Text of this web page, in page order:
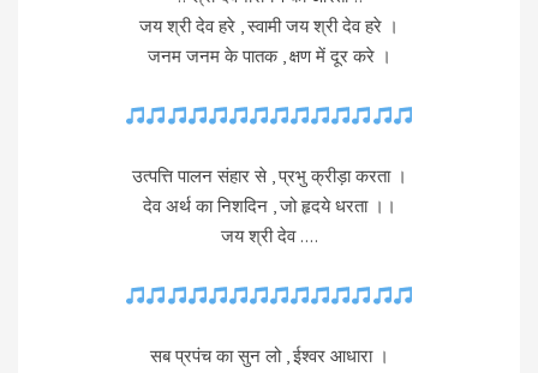
जय श्री देव हरे , स्वामी जय श्री देव हरे ।
जनम जनम के पातक , क्षण में दूर करे ।
उत्पत्ति पालन संहार से , प्रभु क्रीड़ा करता ।
देव अर्थ का निशदिन , जो हृदये धरता ।।
जय श्री देव ….
सब प्रपंच का सुन लो , ईश्वर आधारा ।